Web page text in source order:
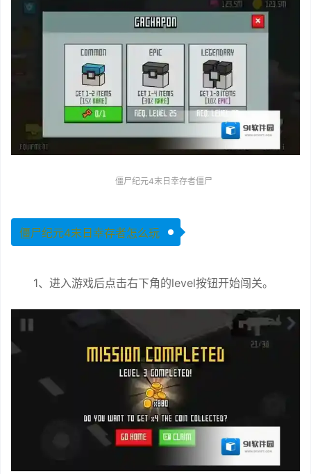
僵尸纪元4末日幸存者僵尸
僵尸纪元4末日幸存者怎么玩
1、进入游戏后点击右下角的level按钮开始闯关。